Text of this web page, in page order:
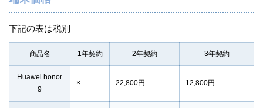
下記の表は税別
商品名 1年契約 2年契約 3年契約
Huawei honor
9
× 22,800円 12,800円